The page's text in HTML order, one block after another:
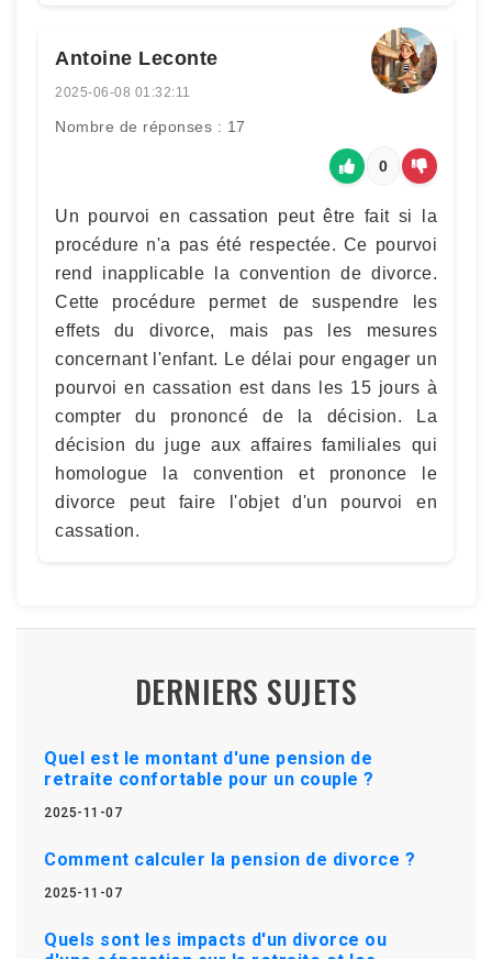
Antoine Leconte
2025-06-08 01:32:11
Nombre de réponses : 17
0
Un pourvoi en cassation peut être fait si la
procédure n'a pas été respectée. Ce pourvoi
rend inapplicable la convention de divorce.
Cette procédure permet de suspendre les
effets du divorce, mais pas les mesures
concernant l'enfant. Le délai pour engager un
pourvoi en cassation est dans les 15 jours à
compter du prononcé de la décision. La
décision du juge aux affaires familiales qui
homologue la convention et prononce le
divorce peut faire l'objet d'un pourvoi en
cassation.
DERNIERS SUJETS
Quel est le montant d'une pension de
retraite confortable pour un couple ?
2025-11-07
Comment calculer la pension de divorce ?
2025-11-07
Quels sont les impacts d'un divorce ou